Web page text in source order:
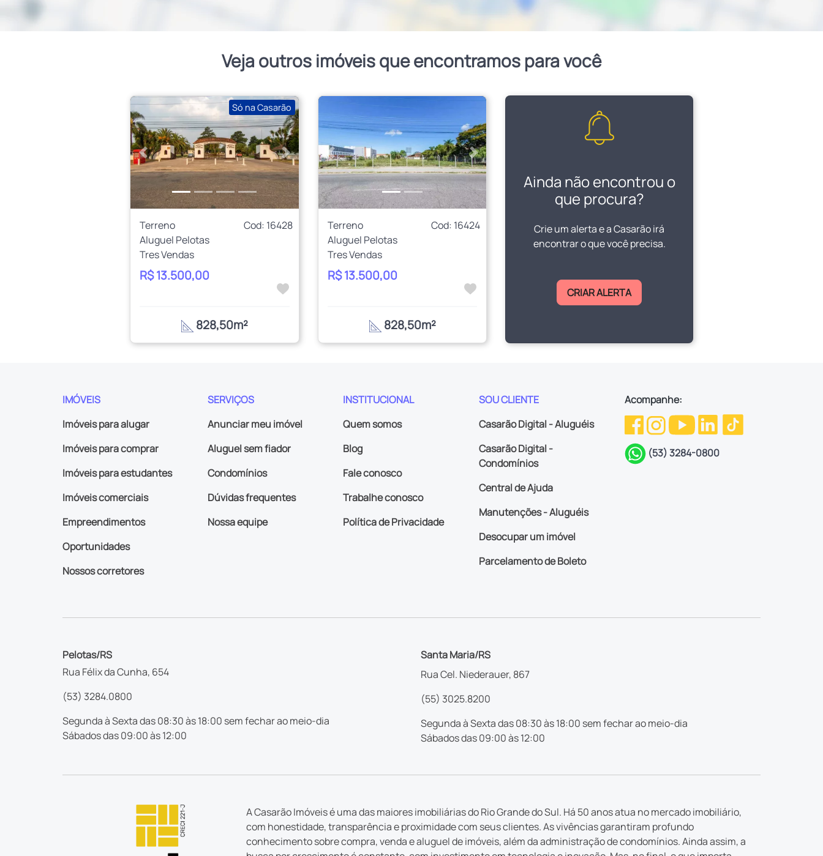
Veja outros imóveis que encontramos para você
Só na Casarão
Anterior Próximo
Terreno
Cod: 16428
Aluguel Pelotas
Tres Vendas
R$ 13.500,00
828,50m²
Anterior Próximo
Terreno
Cod: 16424
Aluguel Pelotas
Tres Vendas
R$ 13.500,00
828,50m²
Ainda não encontrou o
que procura?
Crie um alerta e a Casarão irá
encontrar o que você precisa.
CRIAR ALERTA
IMÓVEIS
Imóveis para alugar
Imóveis para comprar
Imóveis para estudantes
Imóveis comerciais
Empreendimentos
Oportunidades
Nossos corretores
SERVIÇOS
Anunciar meu imóvel
Aluguel sem fiador
Condomínios
Dúvidas frequentes
Nossa equipe
INSTITUCIONAL
Quem somos
Blog
Fale conosco
Trabalhe conosco
Política de Privacidade
SOU CLIENTE
Casarão Digital - Aluguéis
Casarão Digital -
Condomínios
Central de Ajuda
Manutenções - Aluguéis
Desocupar um imóvel
Parcelamento de Boleto
Acompanhe:
(53) 3284-0800
Pelotas/RS
Rua Félix da Cunha, 654
(53) 3284.0800
Segunda à Sexta das 08:30 às 18:00 sem fechar ao meio-dia
Sábados das 09:00 às 12:00
Santa Maria/RS
Rua Cel. Niederauer, 867
(55) 3025.8200
Segunda à Sexta das 08:30 às 18:00 sem fechar ao meio-dia
Sábados das 09:00 às 12:00
A Casarão Imóveis é uma das maiores imobiliárias do Rio Grande do Sul. Há 50 anos atua no mercado imobiliário,
com honestidade, transparência e proximidade com seus clientes. As vivências garantiram profundo
conhecimento sobre compra, venda e aluguel de imóveis, além da administração de condomínios. Ainda assim, a